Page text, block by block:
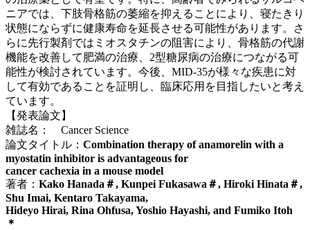
ニアでは、下肢骨格筋の萎縮を抑えることにより、寝たきり
状態にならずに健康寿命を延長させる可能性があります。さ
らに先行製剤ではミオスタチンの阻害により、骨格筋の代謝
機能を改善して肥満の治療、2型糖尿病の治療につながる可
能性が検討されています。今後、MID-35が様々な疾患に対
して有効であることを証明し、臨床応用を目指したいと考え
ています。
【発表論文】
雑誌名： Cancer Science
論文タイトル： Combination therapy of anamorelin with a
myostatin inhibitor is advantageous for
cancer cachexia in a mouse model
著者： Kako Hanada ＃, Kunpei Fukasawa ＃, Hiroki Hinata ＃,
Shu Imai, Kentaro Takayama,
Hideyo Hirai, Rina Ohfusa, Yoshio Hayashi, and Fumiko Itoh
＊